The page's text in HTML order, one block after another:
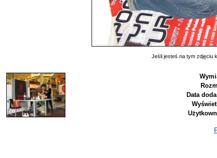
Jeśli jesteś na tym zdjęciu
Data